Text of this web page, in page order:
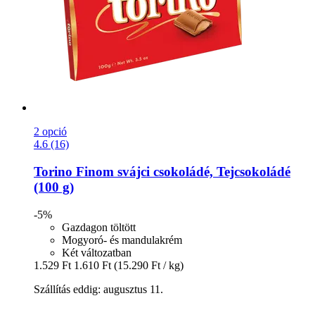
2 opció
4.6 (16)
Torino Finom svájci csokoládé, Tejcsokoládé
(100 g)
-5%
Gazdagon töltött
Mogyoró- és mandulakrém
Két változatban
1.529 Ft 1.610 Ft (15.290 Ft / kg)
Szállítás eddig: augusztus 11.